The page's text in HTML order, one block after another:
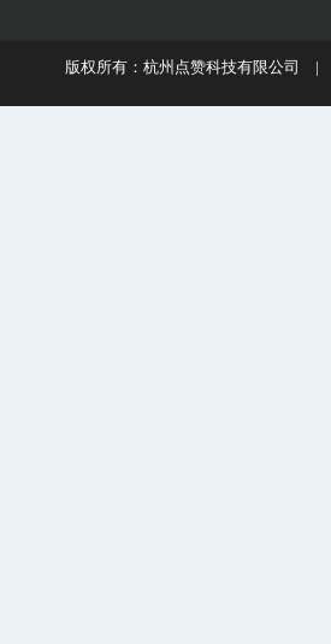
版权所有：杭州点赞科技有限公司